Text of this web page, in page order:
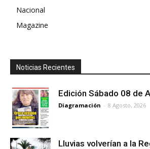
Nacional
Magazine
Noticias Recientes
Edición Sábado 08 de
Diagramación - 8 Agosto, 2026
Lluvias volverían a la